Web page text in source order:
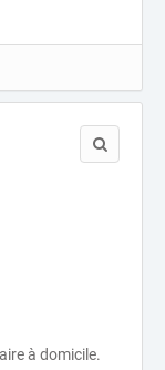
à domicile.